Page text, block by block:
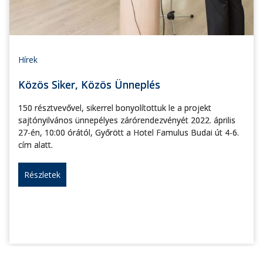
Hírek
Közös Siker, Közös Ünneplés
150 résztvevővel, sikerrel bonyolítottuk le a projekt
sajtónyilvános ünnepélyes zárórendezvényét 2022. április
27-én, 10:00 órától, Győrött a Hotel Famulus Budai út 4-6.
cím alatt.
Részletek